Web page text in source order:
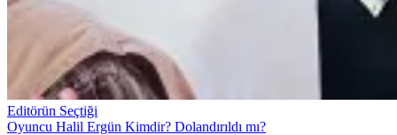
Editörün Seçtiği
Oyuncu Halil Ergün Kimdir? Dolandırıldı mı?